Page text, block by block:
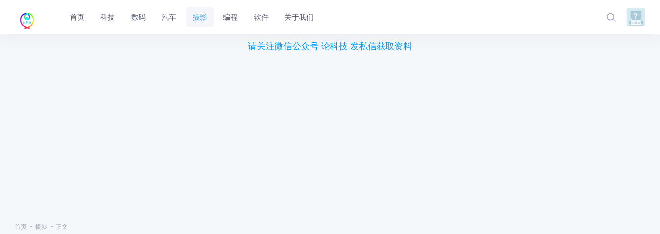
首页 科技 数码 汽车 摄影 编程 软件 关于我们
请关注微信公众号 论科技 发私信获取资料
首页 摄影 正文